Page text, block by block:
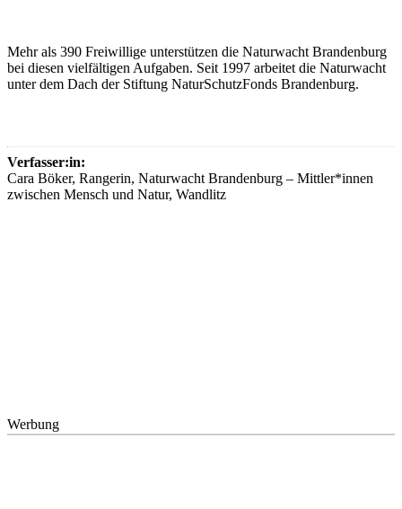
Mehr als 390 Freiwillige unterstützen die Naturwacht Brandenburg
bei diesen vielfältigen Aufgaben. Seit 1997 arbeitet die Naturwacht
unter dem Dach der Stiftung NaturSchutzFonds Brandenburg.
Verfasser:in:
Cara Böker, Rangerin, Naturwacht Brandenburg – Mittler*innen
zwischen Mensch und Natur, Wandlitz
Werbung